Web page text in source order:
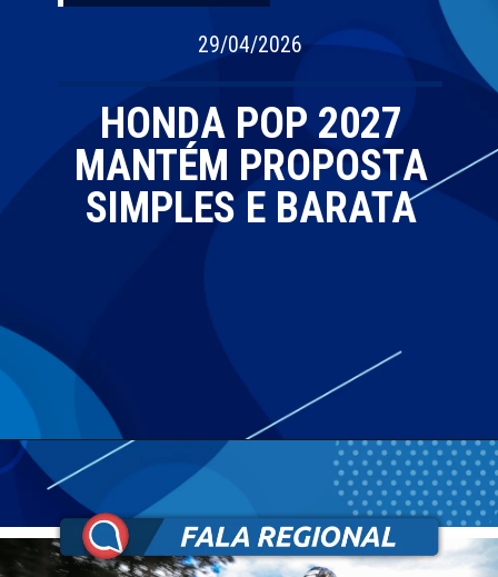
29/04/2026
HONDA POP 2027
MANTÉM PROPOSTA
SIMPLES E BARATA